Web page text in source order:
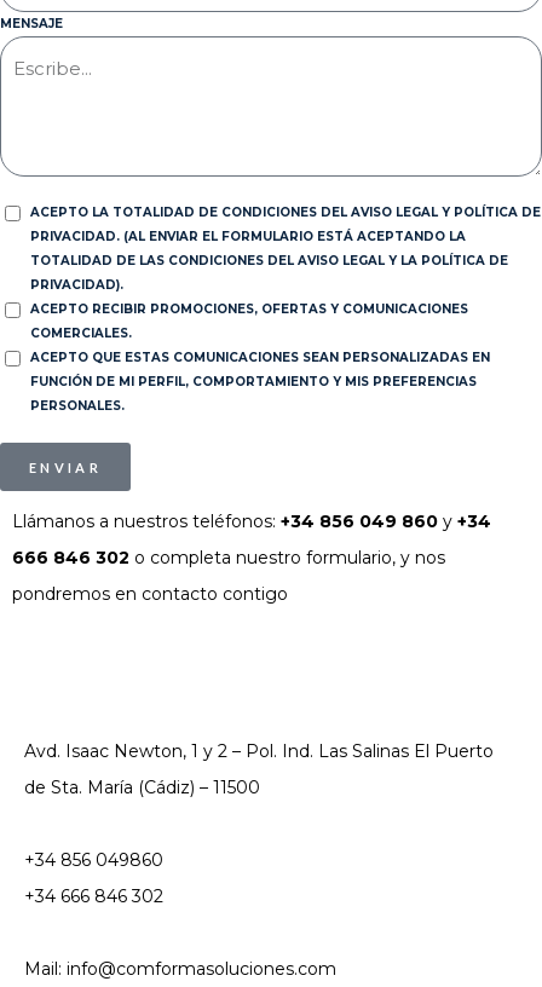
MENSAJE
ACEPTO LA TOTALIDAD DE CONDICIONES DEL AVISO LEGAL Y POLÍTICA DE
PRIVACIDAD. (AL ENVIAR EL FORMULARIO ESTÁ ACEPTANDO LA
TOTALIDAD DE LAS CONDICIONES DEL AVISO LEGAL Y LA POLÍTICA DE
PRIVACIDAD).
ACEPTO RECIBIR PROMOCIONES, OFERTAS Y COMUNICACIONES
COMERCIALES.
ACEPTO QUE ESTAS COMUNICACIONES SEAN PERSONALIZADAS EN
FUNCIÓN DE MI PERFIL, COMPORTAMIENTO Y MIS PREFERENCIAS
PERSONALES.
ENVIAR
Llámanos a nuestros teléfonos: +34 856 049 860 y +34
666 846 302 o completa nuestro formulario, y nos
pondremos en contacto contigo
Avd. Isaac Newton, 1 y 2 – Pol. Ind. Las Salinas El Puerto
de Sta. María (Cádiz) – 11500
+34 856 049860
+34 666 846 302
Mail: info@comformasoluciones.com